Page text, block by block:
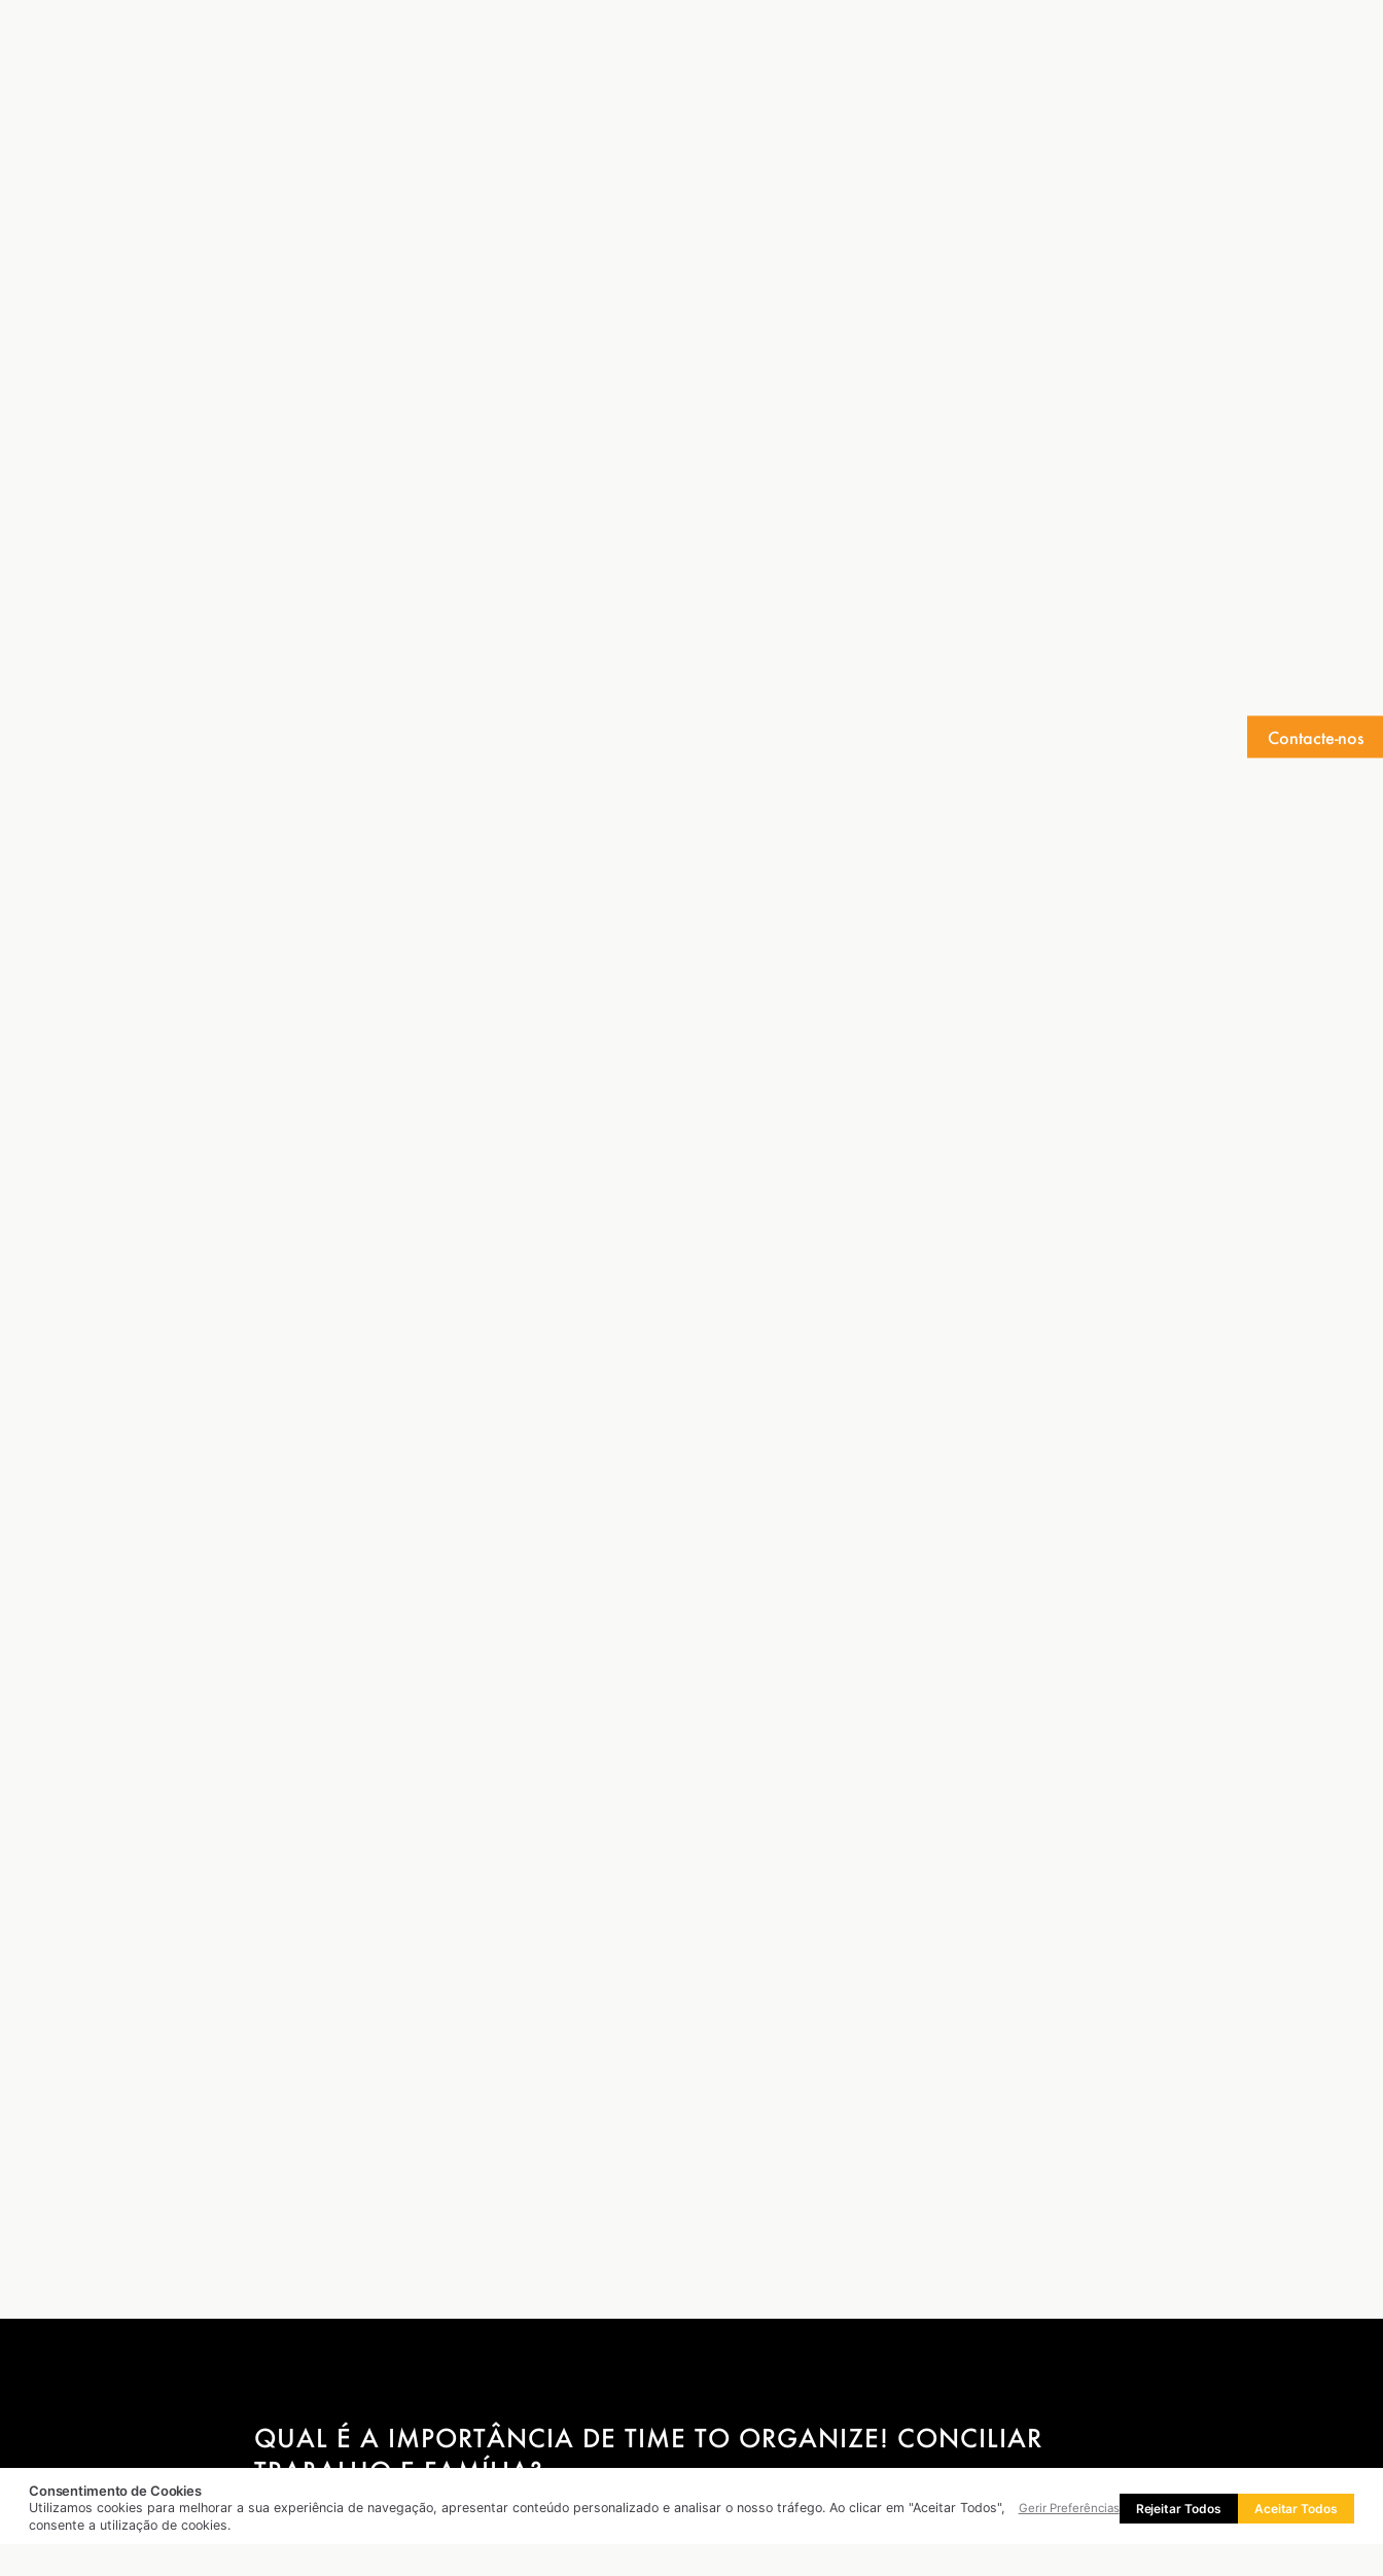
Contacte-nos
QUAL É A IMPORTÂNCIA DE TIME TO ORGANIZE! CONCILIAR
TRABALHO E FAMÍLIA?
Consentimento de Cookies
Utilizamos cookies para melhorar a sua experiência de navegação, apresentar conteúdo personalizado e analisar o nosso tráfego. Ao clicar em "Aceitar Todos",
consente a utilização de cookies.
Gerir Preferências Rejeitar Todos Aceitar Todos